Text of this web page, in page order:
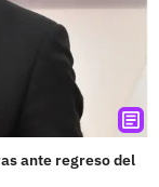
ante regreso del